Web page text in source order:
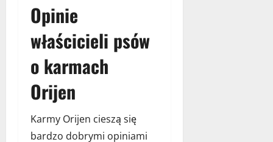
Opinie
właścicieli psów
o karmach
Orijen
Karmy Orijen cieszą się
bardzo dobrymi opiniami